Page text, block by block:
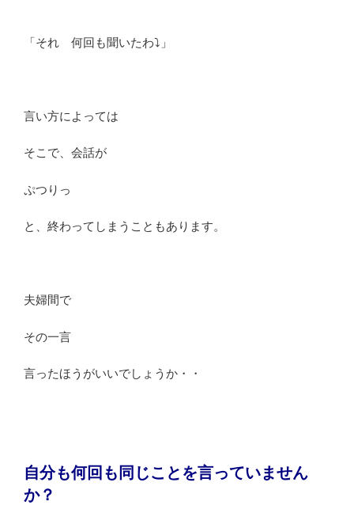
「それ 何回も聞いたわ⤵」
言い方によっては
そこで、会話が
ぷつりっ
と、終わってしまうこともあります。
夫婦間で
その一言
言ったほうがいいでしょうか・・
自分も何回も同じことを言っていません
か？